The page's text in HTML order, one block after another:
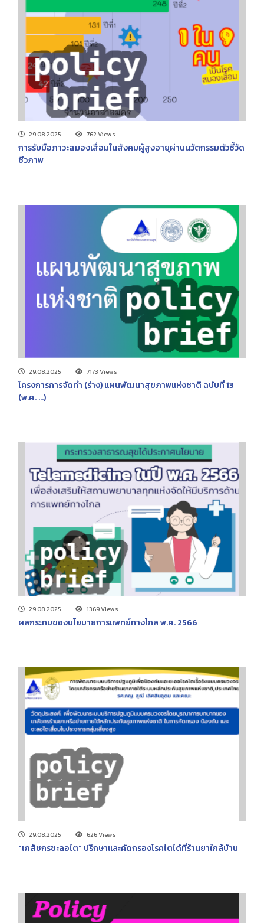
29.08.2025 762 Views
การรับมือภาวะสมองเสื่อมในสังคมผู้สูงอายุผ่านนวัตกรรมตัวชี้วัด
ชีวภาพ
29.08.2025 7173 Views
โครงการการจัดทำ (ร่าง) แผนพัฒนาสุขภาพแห่งชาติ ฉบับที่ 13
(พ.ศ. ...)
29.08.2025 1369 Views
ผลกระทบของนโยบายการแพทย์ทางไกล พ.ศ. 2566
29.08.2025 626 Views
"เภสัชกรชะลอไต" ปรึกษาและคัดกรองโรคไตได้ที่ร้านยาใกล้บ้าน